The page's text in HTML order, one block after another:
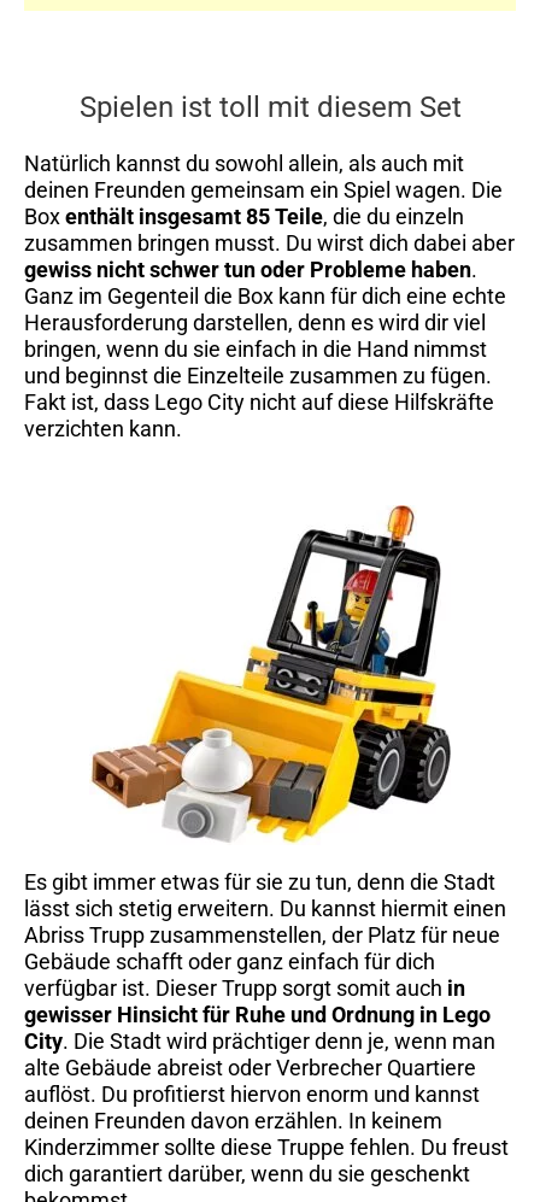
Spielen ist toll mit diesem Set
Natürlich kannst du sowohl allein, als auch mit
deinen Freunden gemeinsam ein Spiel wagen. Die
Boxenthält insgesamt 85 Teile, die du einzeln
zusammen bringen musst. Du wirst dich dabei aber
gewiss nicht schwer tun oder Probleme haben.
Ganz im Gegenteil die Box kann für dich eine echte
Herausforderung darstellen, denn es wird dir viel
bringen, wenn du sie einfach in die Hand nimmst
und beginnst die Einzelteile zusammen zu fügen.
Fakt ist, dass Lego City nicht auf diese Hilfskräfte
verzichten kann.
Es gibt immer etwas für sie zu tun, denn die Stadt
lässt sich stetig erweitern. Du kannst hiermit einen
Abriss Trupp zusammenstellen, der Platz für neue
Gebäude schafft oder ganz einfach für dich
verfügbar ist. Dieser Trupp sorgt somit auch in
gewisser Hinsicht für Ruhe und Ordnung in Lego
City. Die Stadt wird prächtiger denn je, wenn man
alte Gebäude abreist oder Verbrecher Quartiere
auflöst. Du profitierst hiervon enorm und kannst
deinen Freunden davon erzählen. In keinem
Kinderzimmer sollte diese Truppe fehlen. Du freust
dich garantiert darüber, wenn du sie geschenkt